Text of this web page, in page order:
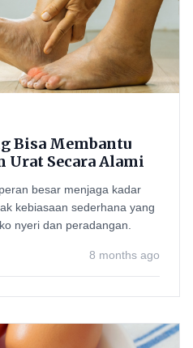
Bisa Membantu
Urat Secara Alami
besar menjaga kadar
kebiasaan sederhana yang
nyeri dan peradangan.
8 months ago